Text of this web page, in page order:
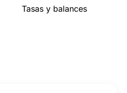
Tasas y balances